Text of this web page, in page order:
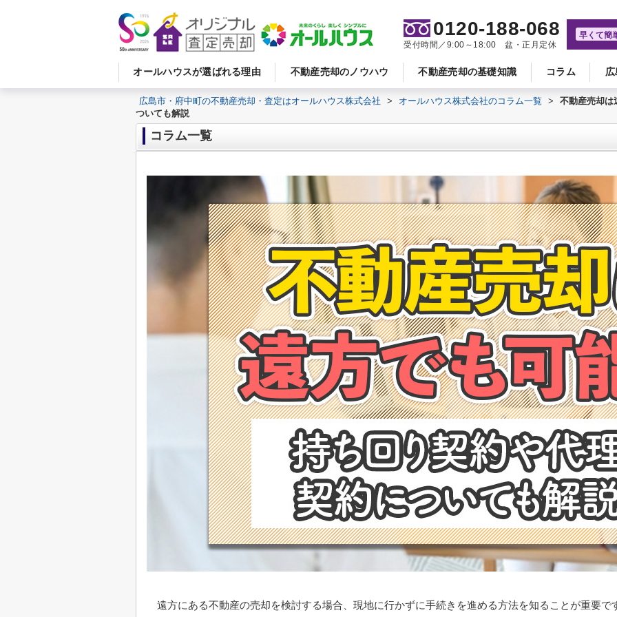
オールハウスが選ばれる理由 不動産売却のノウハウ 不動産売却の基礎知識 コラム
0120-188-068
受付時間／9:00～18:00 盆・正月定休
早くて簡
広島市・府中町の不動産売却・査定はオールハウス株式会社 > オールハウス株式会社のコラム一覧 >
不動産売却は
ついても解説
コラム一覧
遠方にある不動産の売却を検討する場合、現地に行かずに手続きを進める方法を知ることが重要で